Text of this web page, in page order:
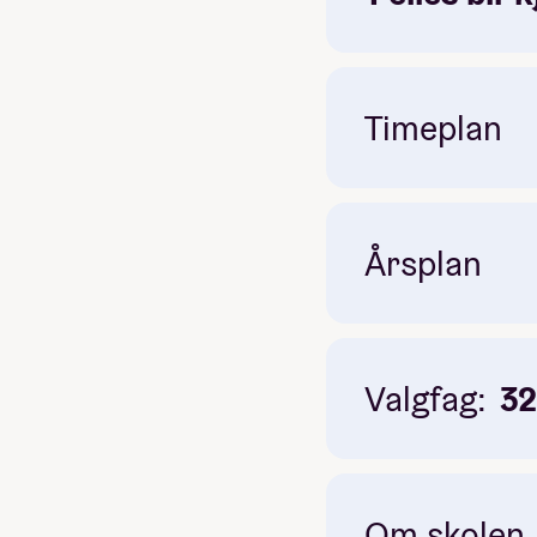
Timeplan
Årsplan
Valgfag: 32